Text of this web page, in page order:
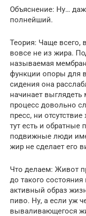
Объяснение: Ну…
полнейший.
Теория: Чаще
вовсе не из жира.
называемая
функции опоры для
сидения она
начинает
процесс довольно
пресс, ни
тут есть и
подвижные люди
жир не сделает его
Что делаем: Живот
до такого
активный образ
пиво. Ну, а если уж
вываливающегося